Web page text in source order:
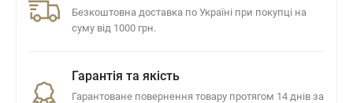
Безкоштовна доставка по Україні при покупці на
суму від 1000 грн.
Гарантія та якість
Гарантоване повернення товару протягом 14 днів за